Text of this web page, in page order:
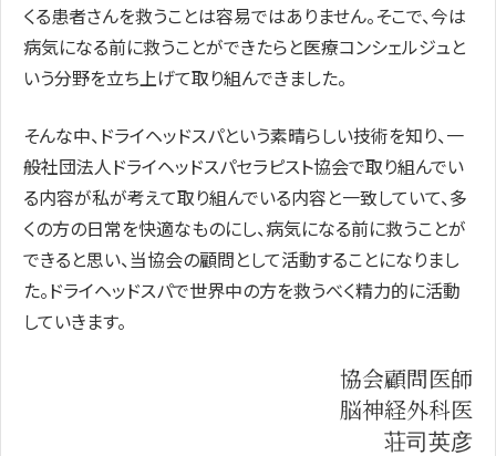
くる患者さんを救うことは容易ではありません。そこで、今は
病気になる前に救うことができたらと医療コンシェルジュと
いう分野を立ち上げて取り組んできました。
そんな中、ドライヘッドスパという素晴らしい技術を知り、一
般社団法人ドライヘッドスパセラピスト協会で取り組んでい
る内容が私が考えて取り組んでいる内容と一致していて、多
くの方の日常を快適なものにし、病気になる前に救うことが
できると思い、当協会の顧問として活動することになりまし
た。ドライヘッドスパで世界中の方を救うべく精力的に活動
していきます。
協会顧問医師
脳神経外科医
荘司英彦